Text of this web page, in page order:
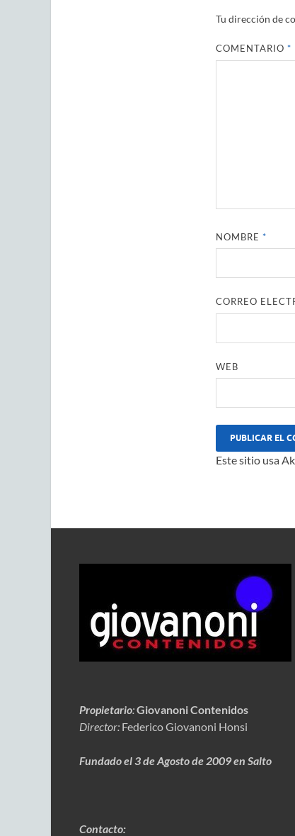
Tu dirección de
COMENTARIO *
NOMBRE *
CORREO
WEB
Este sitio usa
Propietario:Giovanoni Contenidos
Director: Federico Giovanoni Honsi
Fundado el 3 de Agosto de 2009 en Salto
Contacto: